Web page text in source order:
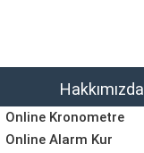
Hakkımızda
Online Kronometre
Online Alarm Kur